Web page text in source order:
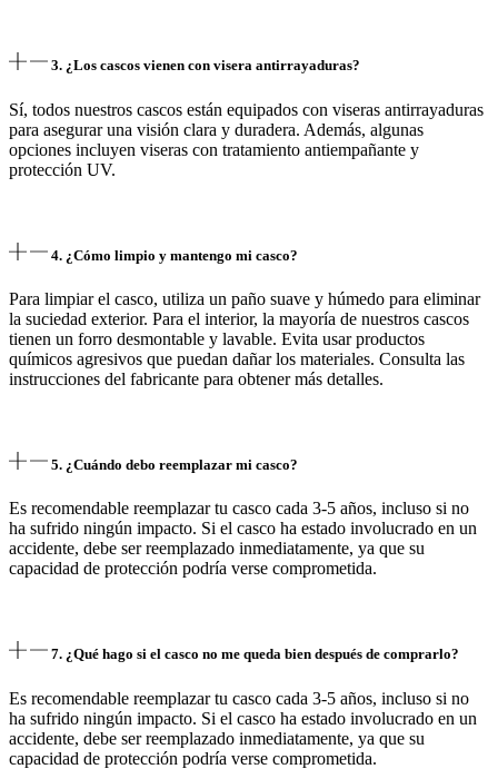
3. ¿Los cascos vienen con visera antirrayaduras?
Sí, todos nuestros cascos están equipados con viseras antirrayaduras
para asegurar una visión clara y duradera. Además, algunas
opciones incluyen viseras con tratamiento antiempañante y
protección UV.
4. ¿Cómo limpio y mantengo mi casco?
Para limpiar el casco, utiliza un paño suave y húmedo para eliminar
la suciedad exterior. Para el interior, la mayoría de nuestros cascos
tienen un forro desmontable y lavable. Evita usar productos
químicos agresivos que puedan dañar los materiales. Consulta las
instrucciones del fabricante para obtener más detalles.
5. ¿Cuándo debo reemplazar mi casco?
Es recomendable reemplazar tu casco cada 3-5 años, incluso si no
ha sufrido ningún impacto. Si el casco ha estado involucrado en un
accidente, debe ser reemplazado inmediatamente, ya que su
capacidad de protección podría verse comprometida.
7. ¿Qué hago si el casco no me queda bien después de comprarlo?
Es recomendable reemplazar tu casco cada 3-5 años, incluso si no
ha sufrido ningún impacto. Si el casco ha estado involucrado en un
accidente, debe ser reemplazado inmediatamente, ya que su
capacidad de protección podría verse comprometida.